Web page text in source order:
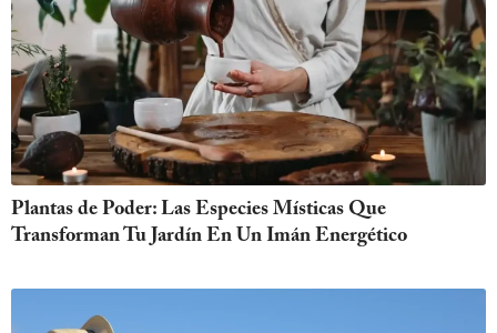
Plantas de Poder: Las Especies Místicas Que
Transforman Tu Jardín En Un Imán Energético